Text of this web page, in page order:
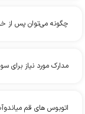
چگونه می‌توان پس از
مدارک مورد نیاز
اتوبوس های قم